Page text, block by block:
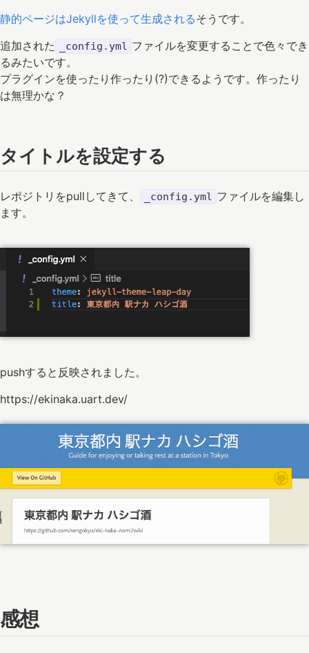
静的ページはJekyllを使って生成されるそうです。
追加された
_config.yml ファイルを変更することで色々でき
るみたいです。
プラグインを使ったり作ったり(?)できるようです。作ったり
は無理かな？
タイトルを設定する
レポジトリをpullしてきて、 _config.yml ファイルを編集し
ます。
pushすると反映されました。
https://ekinaka.uart.dev/
感想